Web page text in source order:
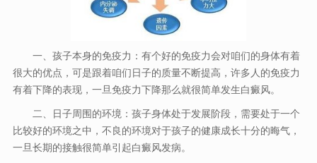
一、孩子本身的免疫力：有个好的免疫力会对咱们的身体有着
很大的优点，可是跟着咱们日子的质量不断提高，许多人的免疫力
有着下降的表现，一旦免疫力下降那么就很简单发生白癜风。
二、日子周围的环境：孩子身体处于发展阶段，需要处于一个
比较好的环境之中，不良的环境对于孩子的健康成长十分的晦气，
一旦长期的接触很简单引起白癜风发病。